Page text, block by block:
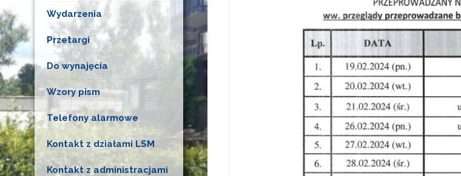
Wydarzenia
Przetargi
Do wynajęcia
Wzory pism
Telefony alarmowe
Kontakt z działami LSM
Kontakt z administracjami